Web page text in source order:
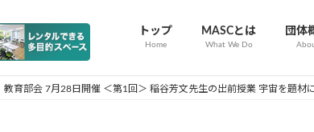
トップ
Home
MASCとは
What We Do
団体
教育部会 7月28日開催 ＜第1回＞ 稲谷芳文先生の出前授業 宇宙を題材